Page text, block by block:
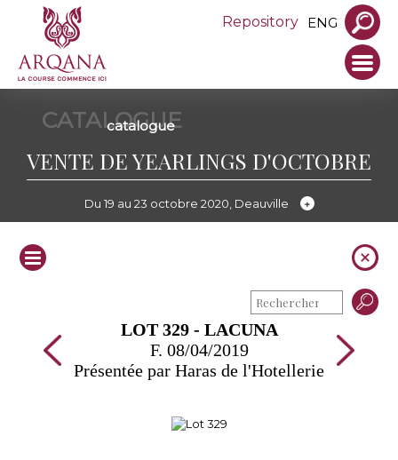
Repository ENG
CATALOGUE
catalogue
VENTE DE YEARLINGS D'OCTOBRE
Du 19 au 23 octobre 2020, Deauville
LOT 329 - LACUNA
F. 08/04/2019
Présentée par Haras de l'Hotellerie